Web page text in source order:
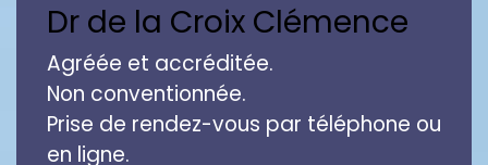
Dr de la Croix Clémence
Agréée et accréditée.
Non conventionnée.
Prise de rendez-vous par téléphone ou
en ligne.